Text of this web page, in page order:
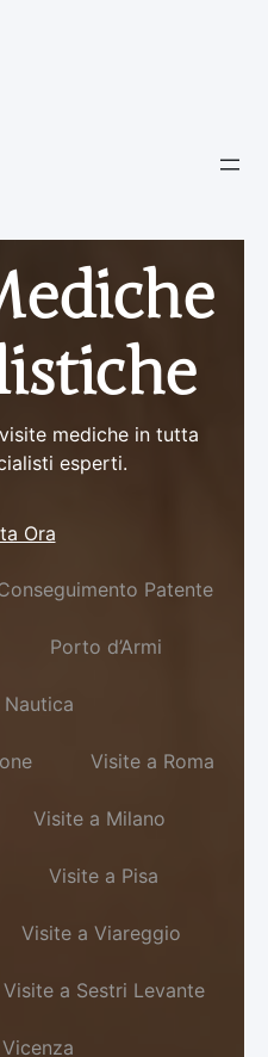
mediche in tutta
esperti.
Ora
Patente
Porto d’Armi
Visite a Roma
Visite a Milano
Visite a Pisa
Visite a Viareggio
Visite a Sestri Levante